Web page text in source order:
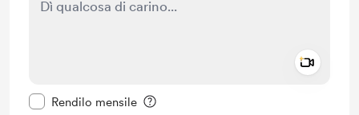
Rendilo mensile